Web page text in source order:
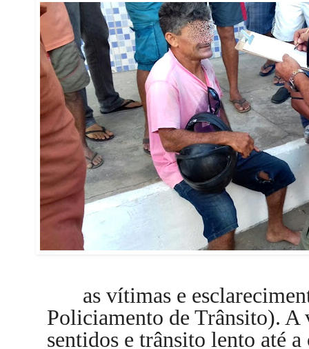
as vítimas e
Policiamento de Trânsito).
sentidos e trânsito lento até